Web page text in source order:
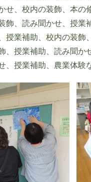
せ、校内の装飾、本の
飾、読み聞かせ、授業
授業補助、校内の装飾
、授業補助、読み聞か
、授業補助、農業体験